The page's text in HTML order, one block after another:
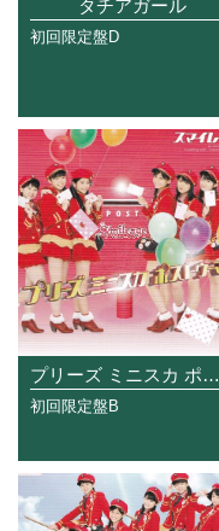
タチアガール
初回限定盤D
プリーズ ミニスカ ポストウーマン!
初回限定盤B